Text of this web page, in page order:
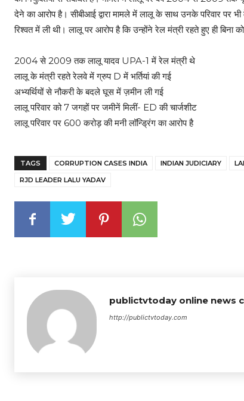
देने का आरोप है। सीबीआई द्वारा मामले में लालू के साथ उनके परिवार पर
रिश्वत में ली थी। लालू पर आरोप है कि उन्होंने रेल मंत्री रहते हुए ही बिना
2004 से 2009 तक लालू यादव UPA-1 में रेल मंत्री थे
लालू के मंत्री रहते रेलवे में ग्रुप D में भर्तियां की गई
अभ्यर्थियों से नौकरी के बदले घूस में ज़मीन ली गई
लालू परिवार को 7 जगहों पर जमीनें मिलीं- ED की चार्जशीट
लालू परिवार पर 600 करोड़ की मनी लॉन्ड्रिंग का आरोप है
TAGS CORRUPTION CASES INDIA INDIAN JUDICIARY
RJD LEADER LALU YADAV
publictvtoday online news
http://publictvtoday.com